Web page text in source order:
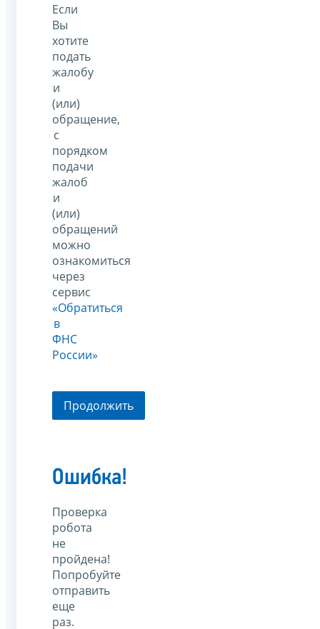
Если
Вы
хотите
подать
жалобу
и
(или)
обращение,
с
порядком
подачи
жалоб
и
(или)
обращений
можно
ознакомиться
через
сервис
«Обратиться
в
ФНС
России»
Продолжить
Ошибка!
Проверка
робота
не
пройдена!
Попробуйте
отправить
еще
раз.